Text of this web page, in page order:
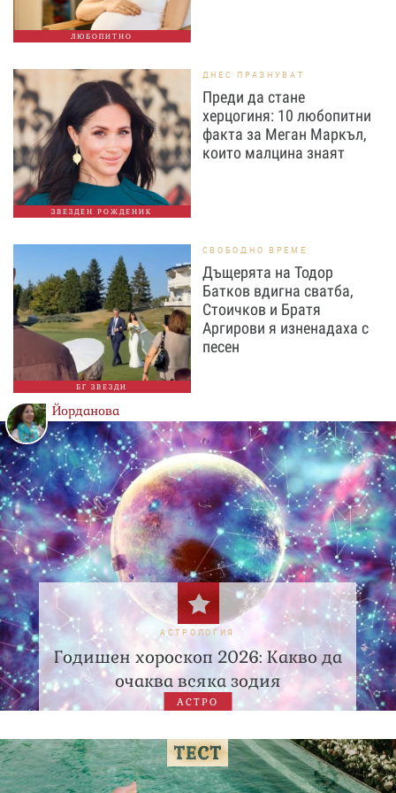
ЛЮБОПИТНО
ЗВЕЗДЕН РОЖДЕНИК
ДНЕС ПРАЗНУВАТ
Преди да стане
херцогиня: 10 любопитни
факта за Меган Маркъл,
които малцина знаят
БГ ЗВЕЗДИ
СВОБОДНО ВРЕМЕ
Дъщерята на Тодор
Батков вдигна сватба,
Стоичков и Братя
Аргирови я изненадаха с
песен
Йорданова
АСТРОЛОГИЯ
Годишен хороскоп 2026: Какво да
очаква всяка зодия
АСТРО